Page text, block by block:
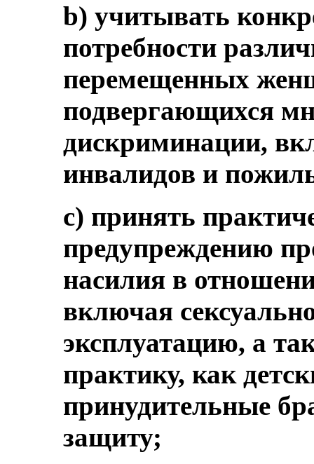
b) учитывать
потребности
перемещенных
подвергающихся
дискриминации,
инвалидов и
c) принять
предупреждению
насилия в
включая
эксплуатацию, а
практику, как
принудительные
защиту;